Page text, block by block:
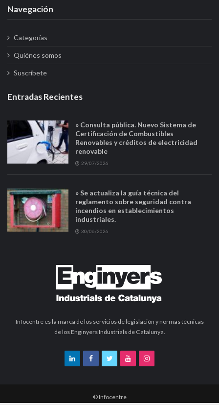
Navegación
Categorías
Quiénes somos
Suscríbete
Entradas Recientes
» Consulta pública. Nuevo Sistema de
Certificación de Combustibles
Renovables y créditos de electricidad
renovable
29/07/2026
» Se actualiza la guía técnica del
reglamento sobre seguridad contra
incendios en establecimientos
industriales.
30/06/2026
Infocentre es la marca de los servicios de legislación y normas técnicas
de los Enginyers Industrials de Catalunya.
© Infocentre